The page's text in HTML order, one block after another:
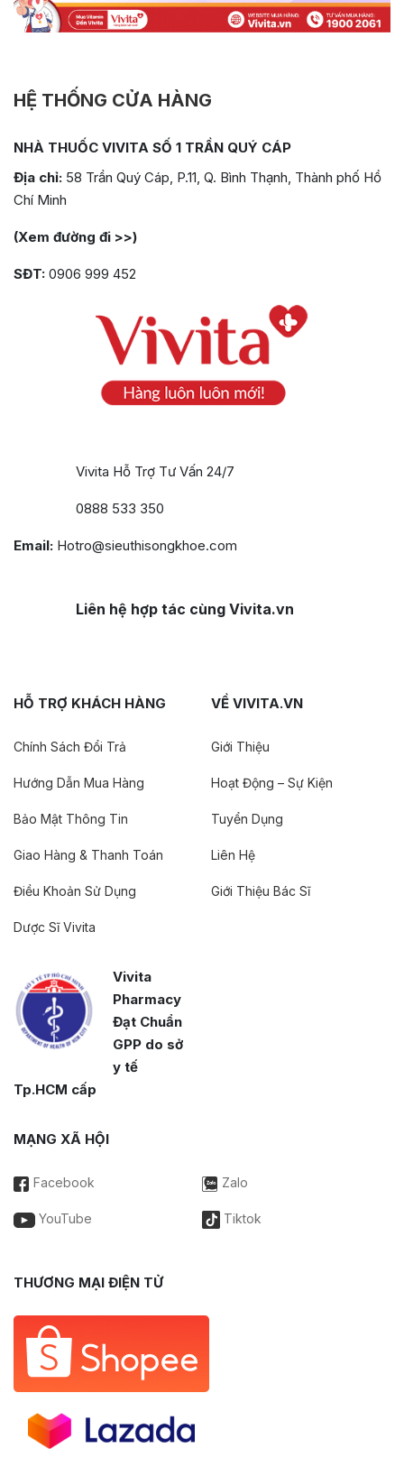
HỆ THỐNG CỬA HÀNG
NHÀ THUỐC VIVITA SỐ 1 TRẦN QUÝ CÁP
Địa chỉ: 58 Trần Quý Cáp, P.11, Q. Bình Thạnh, Thành phố Hồ
Chí Minh
(Xem đường đi >>)
SĐT: 0906 999 452
Vivita Hỗ Trợ Tư Vấn 24/7
0888 533 350
Email: Hotro@sieuthisongkhoe.com
Liên hệ hợp tác cùng Vivita.vn
HỖ TRỢ KHÁCH HÀNG
Chính Sách Đổi Trả
Hướng Dẫn Mua Hàng
Bảo Mật Thông Tin
Giao Hàng & Thanh Toán
Điều Khoản Sử Dụng
Dược Sĩ Vivita
Vivita
Pharmacy
Đạt Chuẩn
GPP do sở
y tế
Tp.HCM cấp
VỀ VIVITA.VN
Giới Thiệu
Hoạt Động – Sự Kiện
Tuyển Dụng
Liên Hệ
Giới Thiệu Bác Sĩ
MẠNG XÃ HỘI
Facebook Zalo
YouTube Tiktok
THƯƠNG MẠI ĐIỆN TỬ